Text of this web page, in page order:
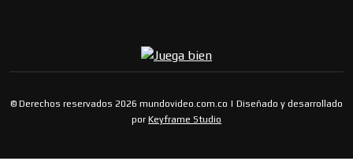
© Derechos reservados 2026 mundovideo.com.co | Diseñado y desarrollado
por Keyframe Studio